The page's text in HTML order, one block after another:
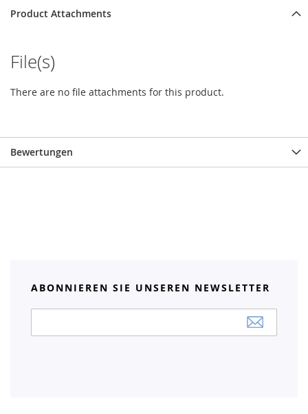
Product Attachments
File(s)
There are no file attachments for this product.
Bewertungen
ABONNIEREN SIE UNSEREN NEWSLETTER
Newsletter: